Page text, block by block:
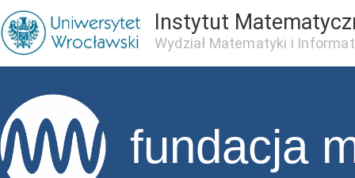
Instytut
Wydział Matematyki i
fundacja